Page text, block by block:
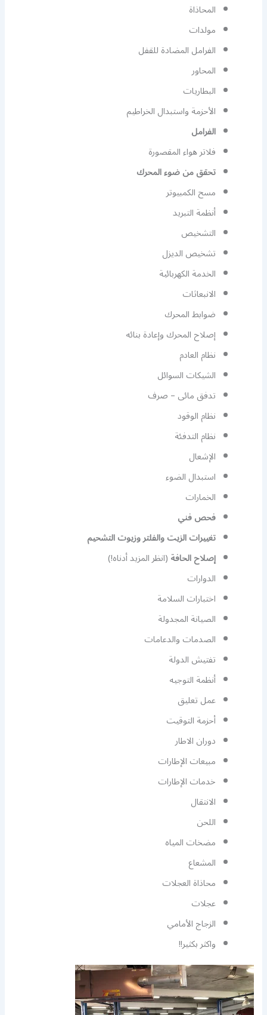
المحاذاة
مولدات
الفرامل المضادة للقفل
المحاور
البطاريات
الأحزمة واستبدال الخراطيم
الفرامل
فلاتر هواء المقصورة
تحقق من ضوء المحرك
مسح الكمبيوتر
أنظمة التبريد
التشخيص
تشخيص الديزل
الخدمة الكهربائية
الانبعاثات
ضوابط المحرك
إصلاح المحرك وإعادة بنائه
نظام العادم
الشيكات السوائل
تدفق مائى – صرف
نظام الوقود
نظام التدفئة
الإشعال
استبدال الضوء
الخمارات
فحص فني
تغييرات الزيت والفلتر وزيوت التشحيم
إصلاح الحافة(انظر المزيد أدناه!)
الدوارات
اختبارات السلامة
الصيانة المجدولة
الصدمات والدعامات
تفتيش الدولة
أنظمة التوجيه
عمل تعليق
أحزمة التوقيت
دوران الاطار
مبيعات الإطارات
خدمات الإطارات
الانتقال
اللحن
مضخات المياه
المشعاع
محاذاة العجلات
عجلات
الزجاج الأمامي
واكثر بكثير!!